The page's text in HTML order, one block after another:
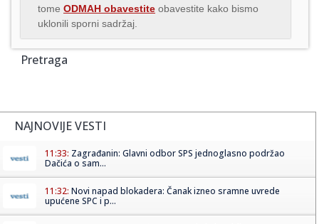
tome ODMAH obavestite obavestite kako bismo
uklonili sporni sadržaj.
Pretraga
NAJNOVIJE VESTI
11:33: Zagrađanin: Glavni odbor SPS jednoglasno podržao
Dačića o sam...
11:32: Novi napad blokadera: Čanak izneo sramne uvrede
upućene SPC i p...